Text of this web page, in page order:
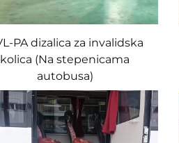
PA dizalica za invalidska
kolica (Na stepenicama
autobusa)